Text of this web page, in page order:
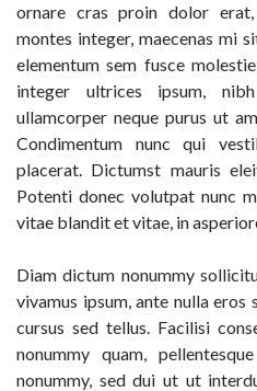
ornare cras proin dolor
montes integer, maecenas mi
elementum sem fusce
integer ultrices ipsum,
ullamcorper neque purus ut
Condimentum nunc qui
placerat. Dictumst mauris
Potenti donec volutpat nunc
vitae blandit et vitae, in
Diam dictum nonummy
vivamus ipsum, ante nulla
cursus sed tellus. Facilisi
nonummy quam,
nonummy, sed dui ut ut